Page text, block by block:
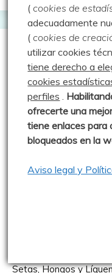
Setas, Hongos y
(cookies de
adecuadamente
(cookies de
utilizar cookies
tiene derecho a
cookies
perfiles .
ofrecerte una
tiene enlaces para
bloqueados en la
Aviso legal y